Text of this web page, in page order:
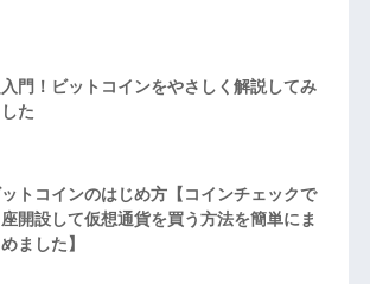
門！ビットコインをやさしく解説してみ
した
ットコインのはじめ方【コインチェックで
開設して仮想通貨を買う方法を簡単にま
ました】